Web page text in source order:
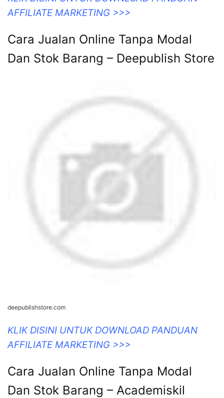
AFFILIATE MARKETING >>>
Cara Jualan Online Tanpa Modal
Dan Stok Barang – Deepublish Store
deepublishstore.com
KLIK DISINI UNTUK DOWNLOAD PANDUAN
AFFILIATE MARKETING >>>
Cara Jualan Online Tanpa Modal
Dan Stok Barang – Academiskil